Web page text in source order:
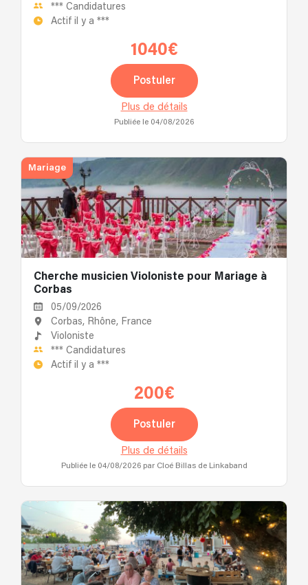
*** Candidatures
Actif il y a ***
1040€
Postuler
Plus de détails
Publiée le 04/08/2026
Mariage
Cherche musicien Violoniste pour Mariage à
Corbas
05/09/2026
Corbas, Rhône, France
Violoniste
*** Candidatures
Actif il y a ***
200€
Postuler
Plus de détails
Publiée le 04/08/2026 par Cloé Billas de Linkaband